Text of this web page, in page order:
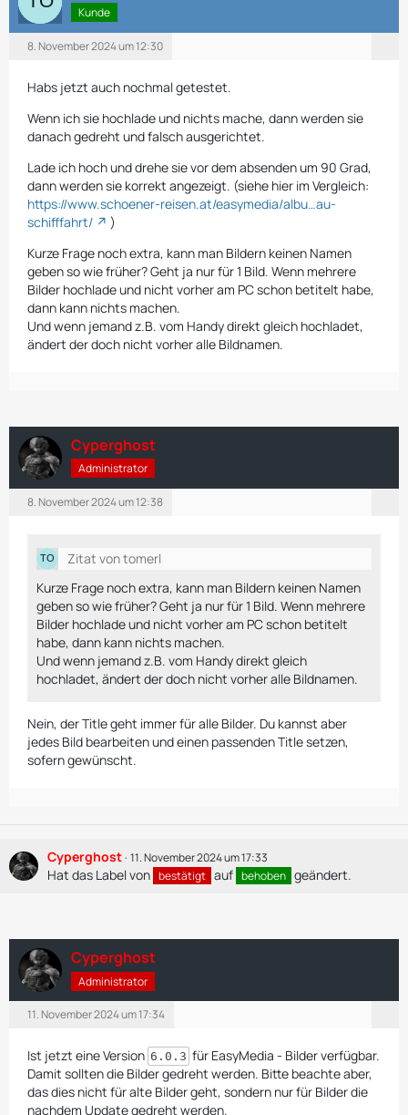
Kunde
8. November 2024 um 12:30
Habs jetzt auch nochmal getestet.
Wenn ich sie hochlade und nichts mache, dann werden sie
danach gedreht und falsch ausgerichtet.
Lade ich hoch und drehe sie vor dem absenden um 90 Grad,
dann werden sie korrekt angezeigt. (siehe hier im Vergleich:
https://www.schoener-reisen.at/easymedia/albu…au-
schifffahrt/
)
Kurze Frage noch extra, kann man Bildern keinen Namen
geben so wie früher? Geht ja nur für 1 Bild. Wenn mehrere
Bilder hochlade und nicht vorher am PC schon betitelt habe,
dann kann nichts machen.
Und wenn jemand z.B. vom Handy direkt gleich hochladet,
ändert der doch nicht vorher alle Bildnamen.
Cyperghost
Administrator
8. November 2024 um 12:38
Zitat von tomerl
Kurze Frage noch extra, kann man Bildern keinen Namen
geben so wie früher? Geht ja nur für 1 Bild. Wenn mehrere
Bilder hochlade und nicht vorher am PC schon betitelt
habe, dann kann nichts machen.
Und wenn jemand z.B. vom Handy direkt gleich
hochladet, ändert der doch nicht vorher alle Bildnamen.
Nein, der Title geht immer für alle Bilder. Du kannst aber
jedes Bild bearbeiten und einen passenden Title setzen,
sofern gewünscht.
Cyperghost 11. November 2024 um 17:33
Hat das Label von bestätigt auf behoben geändert.
Cyperghost
Administrator
11. November 2024 um 17:34
Ist jetzt eine Version 6.0.3 für EasyMedia - Bilder verfügbar.
Damit sollten die Bilder gedreht werden. Bitte beachte aber,
das dies nicht für alte Bilder geht, sondern nur für Bilder die
nachdem Update gedreht werden.